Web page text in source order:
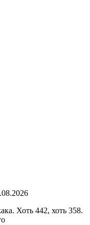
Хоть 442, хоть 358.